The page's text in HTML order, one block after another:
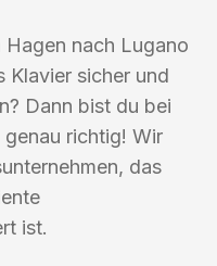
nach Lugano
Klavier sicher und
Dann bist du bei
richtig! Wir
das
ist.